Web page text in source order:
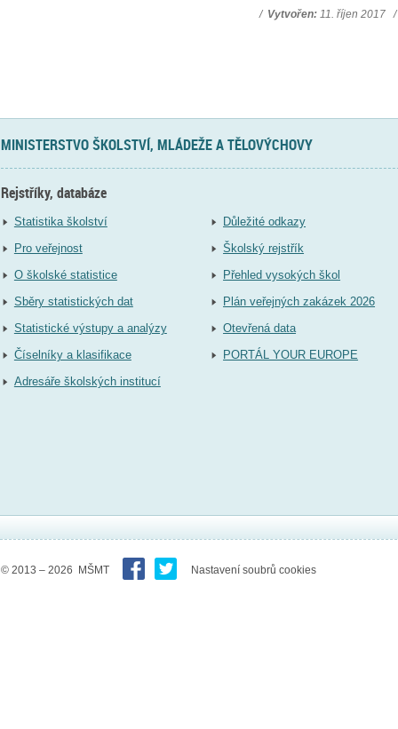
/ Vytvořen:11. říjen 2017
MINISTERSTVO ŠKOLSTVÍ, MLÁDEŽE A TĚLOVÝCHOVY
Rejstříky, databáze
Statistika školství
Pro veřejnost
O školské statistice
Sběry statistických dat
Statistické výstupy a analýzy
Číselníky a klasifikace
Adresáře školských institucí
Důležité odkazy
Školský rejstřík
Přehled vysokých škol
Plán veřejných zakázek 2026
Otevřená data
PORTÁL YOUR EUROPE
© 2013 – 2026 MŠMT Nastavení soubrů cookies